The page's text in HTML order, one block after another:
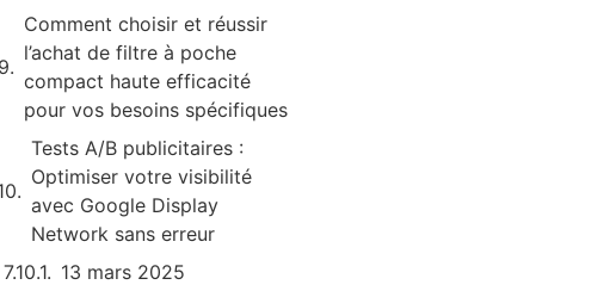
Comment choisir et réussir
l’achat de filtre à poche
compact haute efficacité
pour vos besoins spécifiques
Tests A/B publicitaires :
Optimiser votre visibilité
avec Google Display
Network sans erreur
13 mars 2025